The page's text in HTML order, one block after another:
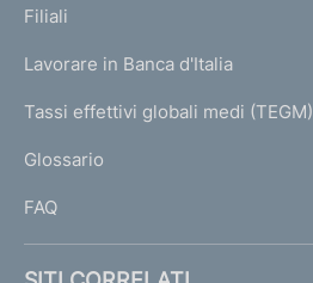
a
g
K
T
I
I
Filiali
Lavorare in Banca d'Italia
Tassi effettivi globali medi (TEGM)
Glossario
FAQ